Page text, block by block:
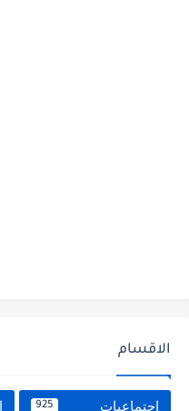
الاقسام
اجتماعيات 925